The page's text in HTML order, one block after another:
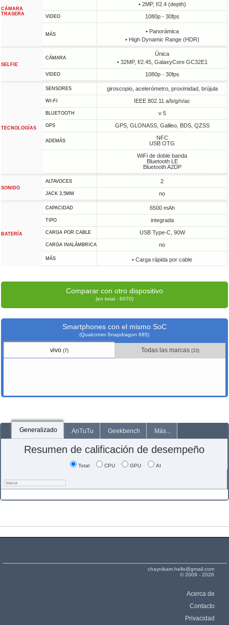
CÁMARA
TRASERA
• 2MP, f/2.4 (depth)
VIDEO 1080p - 30fps
MÁS
• Panorámica
• High Dynamic Range (HDR)
SELFIE
CÁMARA
Única
• 32MP, f/2.45, GalaxyCore GC32E1
VIDEO 1080p - 30fps
TECNOLOGÍAS
SENSORES giroscopio, acelerómetro, proximidad, brújula
WI-FI IEEE 802.11 a/b/g/n/ac
BLUETOOTH v 5
GPS GPS, GLONASS, Galileo, BDS, QZSS
ADEMÁS
NFC
USB OTG
WiFi de doble banda
Bluetooth LE
Bluetooth A2DP
SONIDO
ALTAVOCES 2
JACK 3,5MM no
BATERÍA
CAPACIDAD 6500 mAh
TIPO integrada
CARGA POR CABLE USB Type-C, 90W
CARGA INALÁMBRICA no
MÁS • Carga rápida por cable
Comparar con otro dispositivo
(en total - 6070)
Smartphones con el mismo SoC
(Qualcomm Snapdragon 685)
vivo (7) Todas las marcas (33)
Generalizado AnTuTu Geekbench Más...
Resumen de calificación de desempeño
Total CPU GPU AI
chaynikam.hello@gmail.com
© 2009 - 2026
Acerca de
Contacto
Privacidad